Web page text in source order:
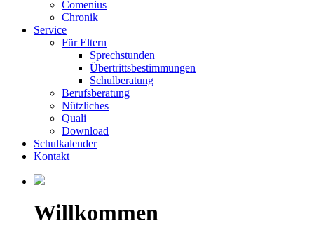
Comenius
Chronik
Service
Für Eltern
Sprechstunden
Übertrittsbestimmungen
Schulberatung
Berufsberatung
Nützliches
Quali
Download
Schulkalender
Kontakt
Willkommen